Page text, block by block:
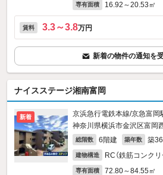
専有面積 16.92～20.53㎡
賃料 3.3～3.8万円
新着の物件の通知を
ナイスステージ湘南富岡
新着
京浜急行電鉄本線/京急富岡
神奈川県横浜市金沢区富岡
総階数 6階建 築年数 築
建物構造 RC（鉄筋コンクリ
専有面積 72.80～84.55㎡